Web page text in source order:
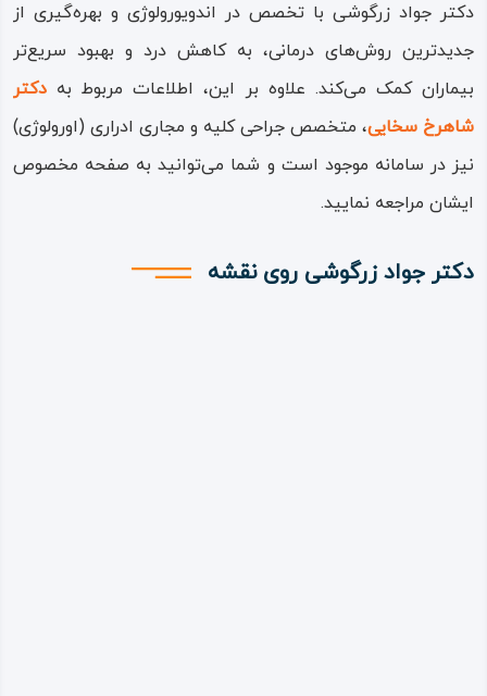
دکتر جواد زرگوشی با تخصص در اندویورولوژی و بهره‌گیری از
جدیدترین روش‌های درمانی، به کاهش درد و بهبود سریع‌تر
بیماران کمک می‌کند. علاوه بر این، اطلاعات مربوط به دکتر
شاهرخ سخایی، متخصص جراحی کلیه و مجاری ادراری (اورولوژی)
نیز در سامانه موجود است و شما می‌توانید به صفحه مخصوص
ایشان مراجعه نمایید.
دکتر جواد زرگوشی روی نقشه